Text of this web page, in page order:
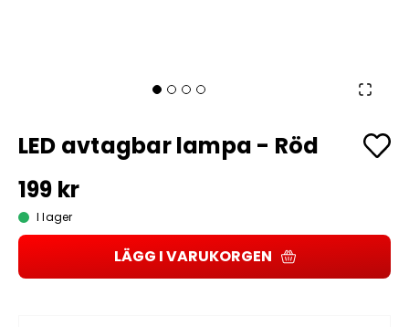
LED avtagbar lampa - Röd
199 kr
I lager
LÄGG I VARUKORGEN